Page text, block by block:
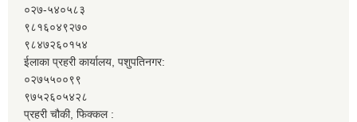
०२७-५४०५८३
९८१६०४९२७०
९८४७२६०१५४
ईलाका प्रहरी कार्यालय, पशुपतिनगर:
०२७५५००९९
९७५२६०५४२८
प्रहरी चौकी, फिक्कल :